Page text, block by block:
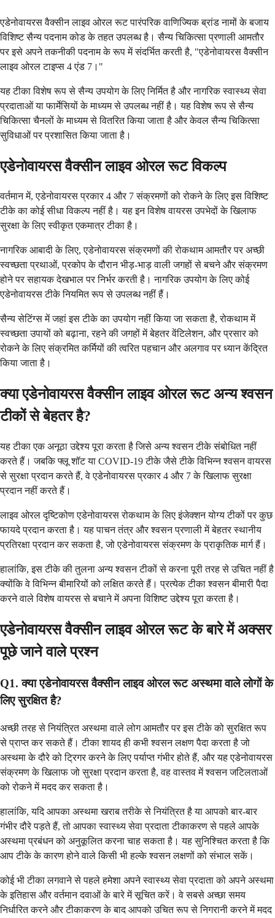
एडेनोवायरस वैक्सीन लाइव ओरल रूट पारंपरिक वाणिज्यिक ब्रांड नामों के बजाय
विशिष्ट सैन्य पदनाम कोड के तहत उपलब्ध है। सैन्य चिकित्सा प्रणाली आमतौर
पर इसे अपने तकनीकी पदनाम के रूप में संदर्भित करती है, "एडेनोवायरस वैक्सीन
लाइव ओरल टाइप्स 4 एंड 7।"
यह टीका विशेष रूप से सैन्य उपयोग के लिए निर्मित है और नागरिक स्वास्थ्य सेवा
प्रदाताओं या फार्मेसियों के माध्यम से उपलब्ध नहीं है। यह विशेष रूप से सैन्य
चिकित्सा चैनलों के माध्यम से वितरित किया जाता है और केवल सैन्य चिकित्सा
सुविधाओं पर प्रशासित किया जाता है।
एडेनोवायरस वैक्सीन लाइव ओरल रूट विकल्प
वर्तमान में, एडेनोवायरस प्रकार 4 और 7 संक्रमणों को रोकने के लिए इस विशिष्ट
टीके का कोई सीधा विकल्प नहीं है। यह इन विशेष वायरस उपभेदों के खिलाफ
सुरक्षा के लिए स्वीकृत एकमात्र टीका है।
नागरिक आबादी के लिए, एडेनोवायरस संक्रमणों की रोकथाम आमतौर पर अच्छी
स्वच्छता प्रथाओं, प्रकोप के दौरान भीड़-भाड़ वाली जगहों से बचने और संक्रमण
होने पर सहायक देखभाल पर निर्भर करती है। नागरिक उपयोग के लिए कोई
एडेनोवायरस टीके नियमित रूप से उपलब्ध नहीं हैं।
सैन्य सेटिंग्स में जहां इस टीके का उपयोग नहीं किया जा सकता है, रोकथाम में
स्वच्छता उपायों को बढ़ाना, रहने की जगहों में बेहतर वेंटिलेशन, और प्रसार को
रोकने के लिए संक्रमित कर्मियों की त्वरित पहचान और अलगाव पर ध्यान केंद्रित
किया जाता है।
क्या एडेनोवायरस वैक्सीन लाइव ओरल रूट अन्य श्वसन
टीकों से बेहतर है?
यह टीका एक अनूठा उद्देश्य पूरा करता है जिसे अन्य श्वसन टीके संबोधित नहीं
करते हैं। जबकि फ्लू शॉट या COVID-19 टीके जैसे टीके विभिन्न श्वसन वायरस
से सुरक्षा प्रदान करते हैं, वे एडेनोवायरस प्रकार 4 और 7 के खिलाफ सुरक्षा
प्रदान नहीं करते हैं।
लाइव ओरल दृष्टिकोण एडेनोवायरस रोकथाम के लिए इंजेक्शन योग्य टीकों पर कुछ
फायदे प्रदान करता है। यह पाचन तंत्र और श्वसन प्रणाली में बेहतर स्थानीय
प्रतिरक्षा प्रदान कर सकता है, जो एडेनोवायरस संक्रमण के प्राकृतिक मार्ग हैं।
हालांकि, इस टीके की तुलना अन्य श्वसन टीकों से करना पूरी तरह से उचित नहीं है
क्योंकि वे विभिन्न बीमारियों को लक्षित करते हैं। प्रत्येक टीका श्वसन बीमारी पैदा
करने वाले विशेष वायरस से बचाने में अपना विशिष्ट उद्देश्य पूरा करता है।
एडेनोवायरस वैक्सीन लाइव ओरल रूट के बारे में अक्सर
पूछे जाने वाले प्रश्न
Q1. क्या एडेनोवायरस वैक्सीन लाइव ओरल रूट अस्थमा वाले लोगों के
लिए सुरक्षित है?
अच्छी तरह से नियंत्रित अस्थमा वाले लोग आमतौर पर इस टीके को सुरक्षित रूप
से प्राप्त कर सकते हैं। टीका शायद ही कभी श्वसन लक्षण पैदा करता है जो
अस्थमा के दौरे को ट्रिगर करने के लिए पर्याप्त गंभीर होते हैं, और यह एडेनोवायरस
संक्रमण के खिलाफ जो सुरक्षा प्रदान करता है, वह वास्तव में श्वसन जटिलताओं
को रोकने में मदद कर सकता है।
हालांकि, यदि आपका अस्थमा खराब तरीके से नियंत्रित है या आपको बार-बार
गंभीर दौरे पड़ते हैं, तो आपका स्वास्थ्य सेवा प्रदाता टीकाकरण से पहले आपके
अस्थमा प्रबंधन को अनुकूलित करना चाह सकता है। यह सुनिश्चित करता है कि
आप टीके के कारण होने वाले किसी भी हल्के श्वसन लक्षणों को संभाल सकें।
कोई भी टीका लगवाने से पहले हमेशा अपने स्वास्थ्य सेवा प्रदाता को अपने अस्थमा
के इतिहास और वर्तमान दवाओं के बारे में सूचित करें। वे सबसे अच्छा समय
निर्धारित करने और टीकाकरण के बाद आपको उचित रूप से निगरानी करने में मदद